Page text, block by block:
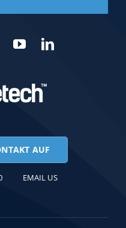
AUF
EMAIL US